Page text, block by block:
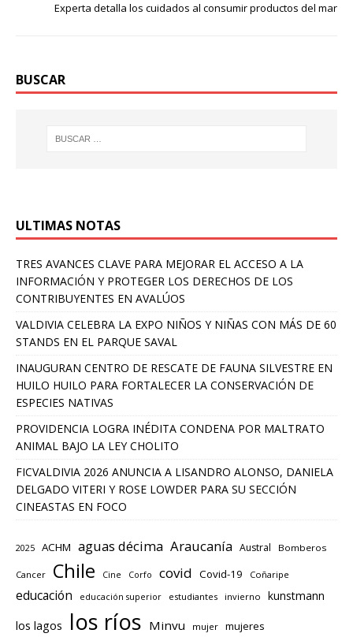
Experta detalla los cuidados al consumir productos del mar
BUSCAR
ULTIMAS NOTAS
TRES AVANCES CLAVE PARA MEJORAR EL ACCESO A LA
INFORMACIÓN Y PROTEGER LOS DERECHOS DE LOS
CONTRIBUYENTES EN AVALÚOS
VALDIVIA CELEBRA LA EXPO NIÑOS Y NIÑAS CON MÁS DE 60
STANDS EN EL PARQUE SAVAL
INAUGURAN CENTRO DE RESCATE DE FAUNA SILVESTRE EN
HUILO HUILO PARA FORTALECER LA CONSERVACIÓN DE
ESPECIES NATIVAS
PROVIDENCIA LOGRA INÉDITA CONDENA POR MALTRATO
ANIMAL BAJO LA LEY CHOLITO
FICVALDIVIA 2026 ANUNCIA A LISANDRO ALONSO, DANIELA
DELGADO VITERI Y ROSE LOWDER PARA SU SECCIÓN
CINEASTAS EN FOCO
2025 ACHM aguas décima Araucanía Austral Bomberos
Cancer Chile Cine Corfo covid Covid-19 Coñaripe
educación educación superior estudiantes invierno kunstmann
los lagos los ríos Minvu mujer mujeres